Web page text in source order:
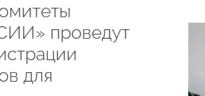
проведут
для